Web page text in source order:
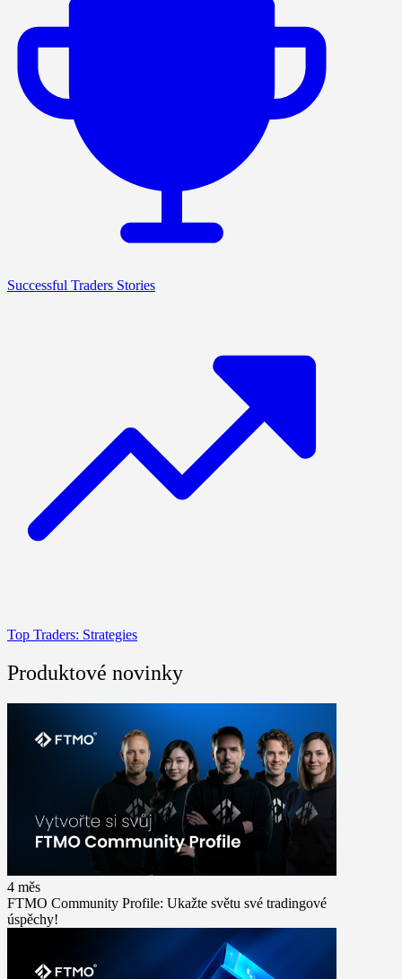
Successful Traders Stories
Top Traders: Strategies
Produktové novinky
4 měs
FTMO Community Profile: Ukažte světu své tradingové
úspěchy!